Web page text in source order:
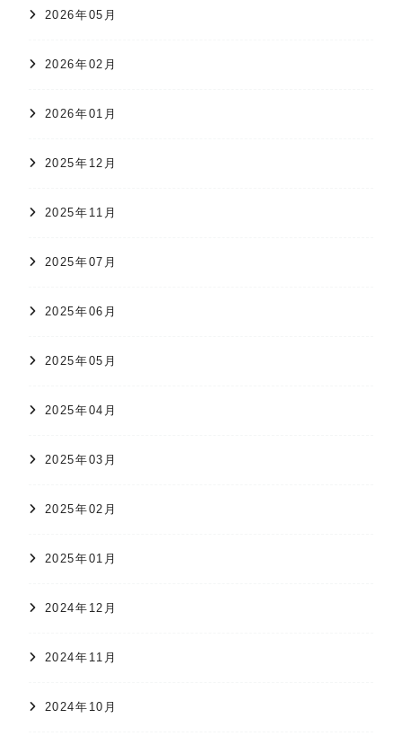
2026年05月
2026年02月
2026年01月
2025年12月
2025年11月
2025年07月
2025年06月
2025年05月
2025年04月
2025年03月
2025年02月
2025年01月
2024年12月
2024年11月
2024年10月